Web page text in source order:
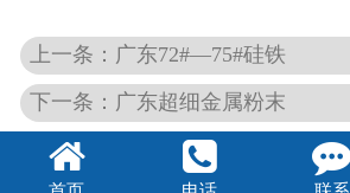
上一条：广东72#—75#硅铁
下一条：广东超细金属粉末